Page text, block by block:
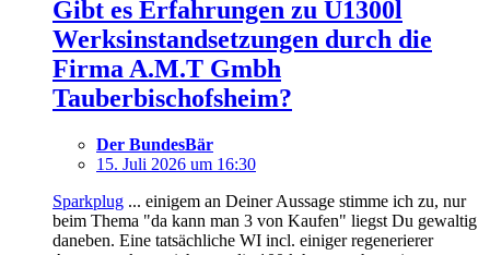
Gibt es Erfahrungen zu U1300l
Werksinstandsetzungen durch die
Firma A.M.T Gmbh
Tauberbischofsheim?
Der BundesBär
15. Juli 2026 um 16:30
Sparkplug ... einigem an Deiner Aussage stimme ich zu, nur
beim Thema "da kann man 3 von Kaufen" liegst Du gewaltig
daneben. Eine tatsächliche WI incl. einiger regenerierer